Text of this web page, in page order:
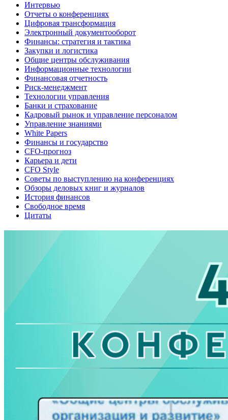
Интервью
Отчеты о конференциях
Цифровая трансформация
Электронный документооборот
Финансы: стратегия и тактика
Закупки и логистика
Общие центры обслуживания
Информационные технологии
Финансовая отчетность
Риск-менеджмент
Технологии управления
Банки и страхование
Кадровый рынок и управление персоналом
Управление знаниями
White Papers
Финансы и государство
CFO-прогноз
Карьера и дети
CFO Style
Советы по выступлению на конференциях
Обзоры деловых книг и журналов
История финансов
Свободное время
Цитаты